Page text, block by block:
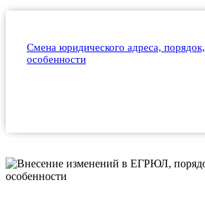
Смена юридического адреса, порядок,
особенности